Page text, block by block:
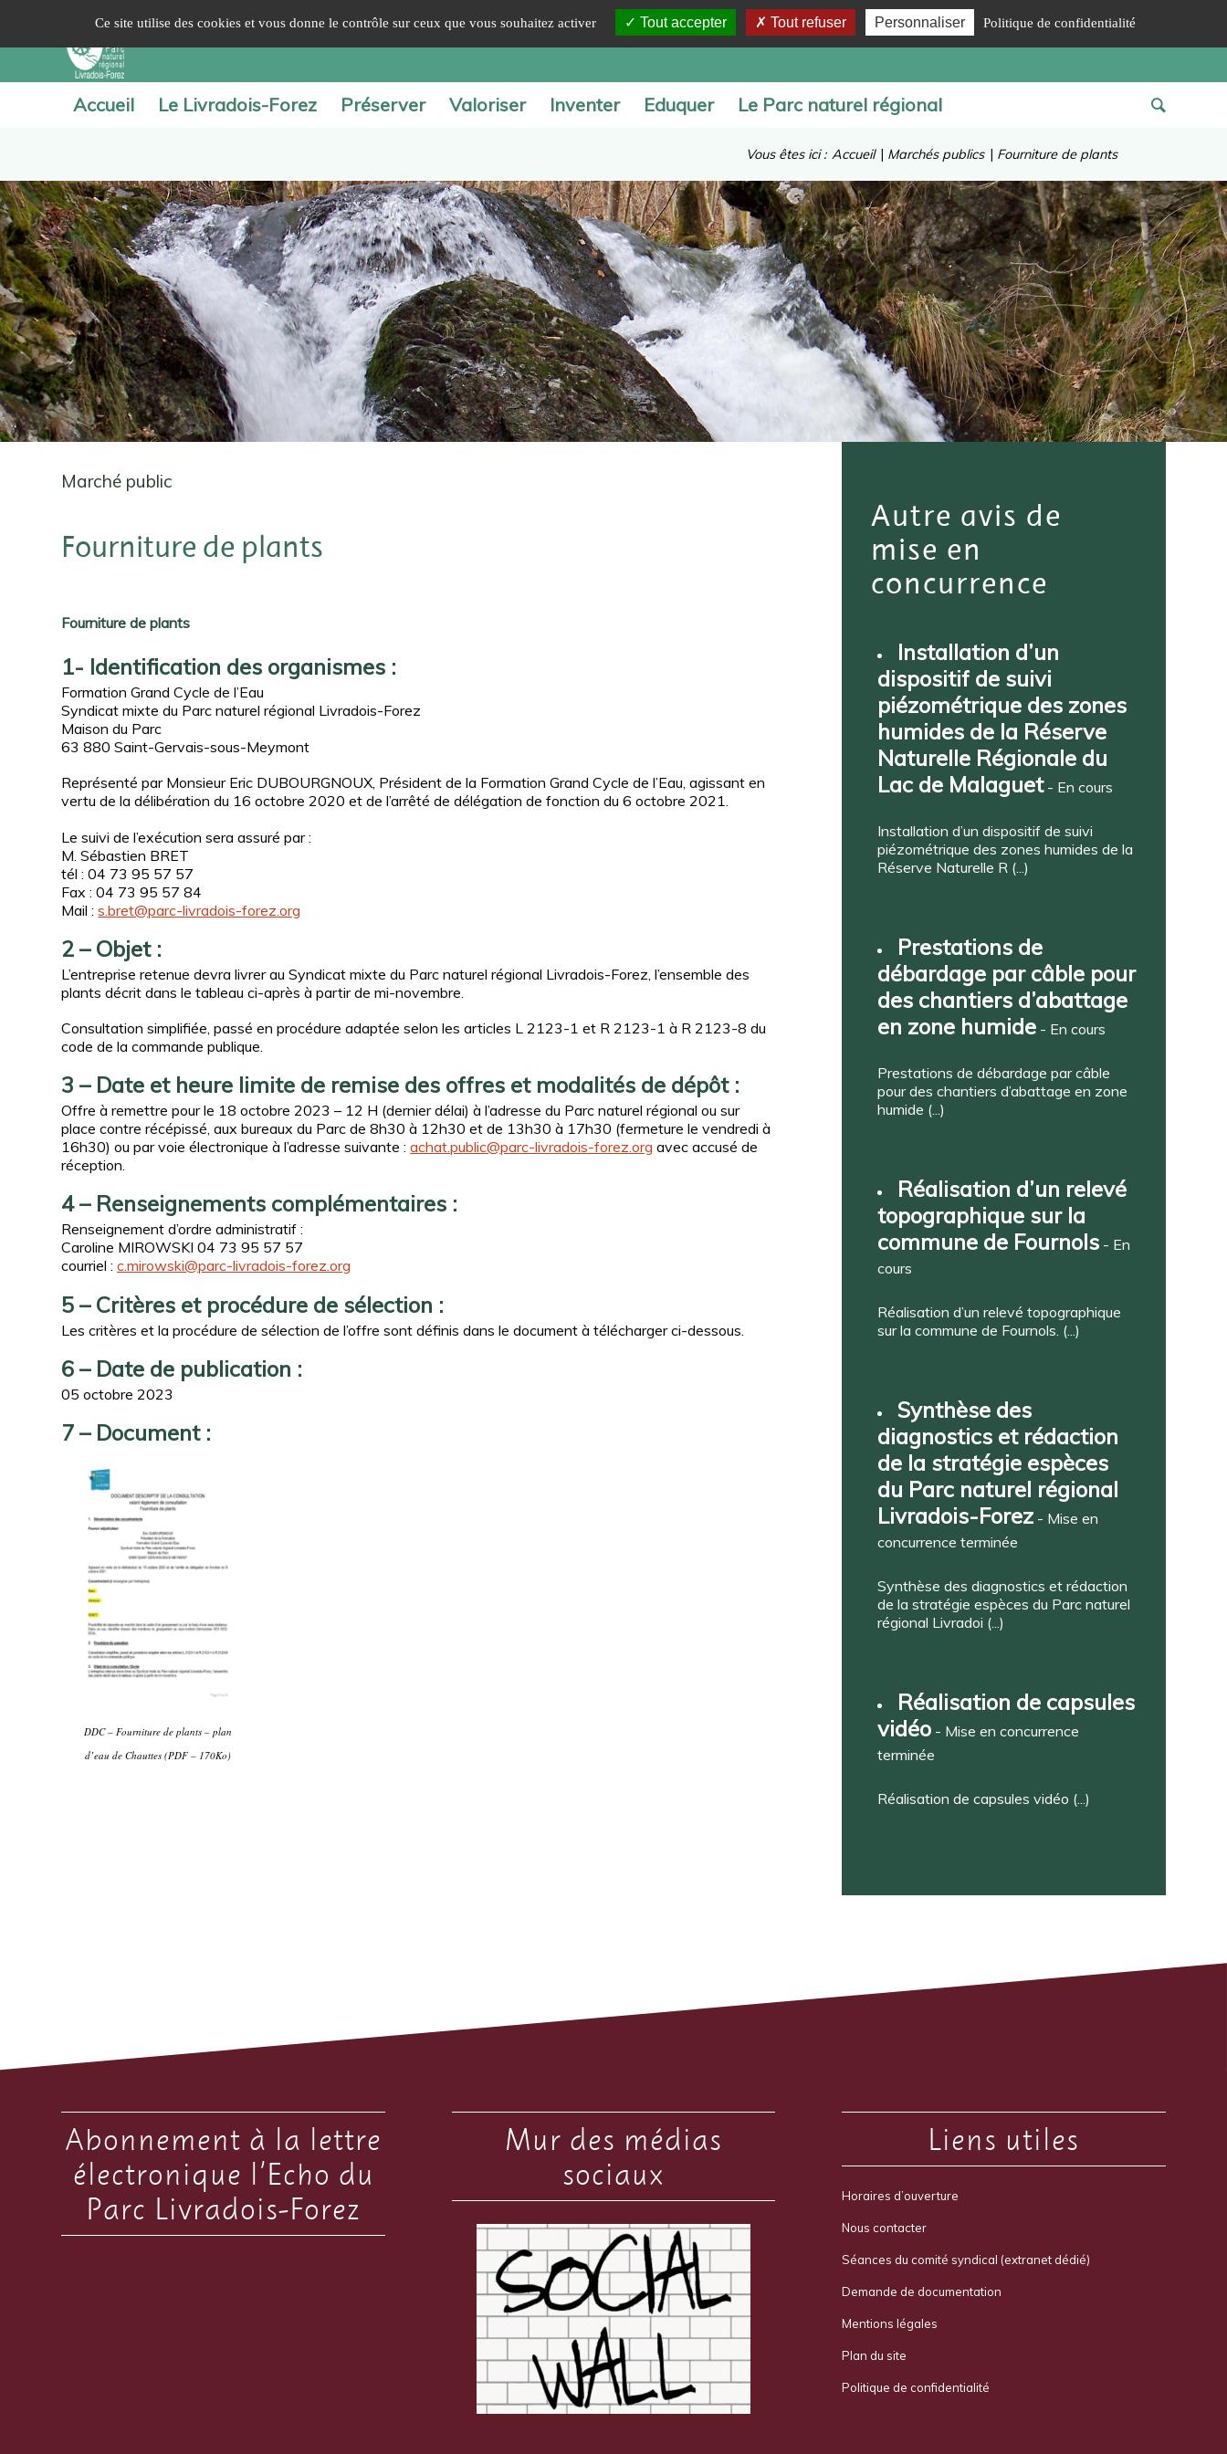
Accueil Le Livradois-Forez Préserver Valoriser Inventer Eduquer Le Parc naturel régional
Vous êtes ici : Accueil | Marchés publics | Fourniture de plants
Marché public
Fourniture de plants
Fourniture de plants
1- Identification des organismes :
Formation Grand Cycle de l’Eau
Syndicat mixte du Parc naturel régional Livradois-Forez
Maison du Parc
63 880 Saint-Gervais-sous-Meymont
Représenté par Monsieur Eric DUBOURGNOUX, Président de la Formation Grand Cycle de l’Eau, agissant en
vertu de la délibération du 16 octobre 2020 et de l’arrêté de délégation de fonction du 6 octobre 2021.
Le suivi de l’exécution sera assuré par :
M. Sébastien BRET
tél : 04 73 95 57 57
Fax : 04 73 95 57 84
Mail :s.bret@parc-livradois-forez.org
2 – Objet :
L’entreprise retenue devra livrer au Syndicat mixte du Parc naturel régional Livradois-Forez, l’ensemble des
plants décrit dans le tableau ci-après à partir de mi-novembre.
Consultation simplifiée, passé en procédure adaptée selon les articles L 2123-1 et R 2123-1 à R 2123-8 du
code de la commande publique.
3 – Date et heure limite de remise des offres et modalités de dépôt :
Offre à remettre pour le 18 octobre 2023 – 12 H (dernier délai) à l’adresse du Parc naturel régional ou sur
place contre récépissé, aux bureaux du Parc de 8h30 à 12h30 et de 13h30 à 17h30 (fermeture le vendredi à
16h30) ou par voie électronique à l’adresse suivante :achat.public@parc-livradois-forez.org avec accusé de
réception.
4 – Renseignements complémentaires :
Renseignement d’ordre administratif :
Caroline MIROWSKI 04 73 95 57 57
courriel :c.mirowski@parc-livradois-forez.org
5 – Critères et procédure de sélection :
Les critères et la procédure de sélection de l’offre sont définis dans le document à télécharger ci-dessous.
6 – Date de publication :
05 octobre 2023
7 – Document :
DDC – Fourniture de plants – plan
d’eau de Chauttes (PDF – 170Ko)
Autre avis de
mise en
concurrence
Installation d’un
dispositif de suivi
piézométrique des zones
humides de la Réserve
Naturelle Régionale du
Lac de Malaguet- En cours
Installation d’un dispositif de suivi
piézométrique des zones humides de la
Réserve Naturelle R (...)
Prestations de
débardage par câble pour
des chantiers d’abattage
en zone humide- En cours
Prestations de débardage par câble
pour des chantiers d’abattage en zone
humide (...)
Réalisation d’un relevé
topographique sur la
commune de Fournols- En
cours
Réalisation d’un relevé topographique
sur la commune de Fournols. (...)
Synthèse des
diagnostics et rédaction
de la stratégie espèces
du Parc naturel régional
Livradois-Forez- Mise en
concurrence terminée
Synthèse des diagnostics et rédaction
de la stratégie espèces du Parc naturel
régional Livradoi (...)
Réalisation de capsules
vidéo- Mise en concurrence
terminée
Réalisation de capsules vidéo (...)
Abonnement à la lettre
électronique l’Echo du
Parc Livradois-Forez
Mur des médias
sociaux
Liens utiles
Horaires d’ouverture
Nous contacter
Séances du comité syndical (extranet dédié)
Demande de documentation
Mentions légales
Plan du site
Politique de confidentialité
Ce site utilise des cookies et vous donne le contrôle sur ceux que vous souhaitez activer Tout accepter Tout refuser Personnaliser Politique de confidentialité